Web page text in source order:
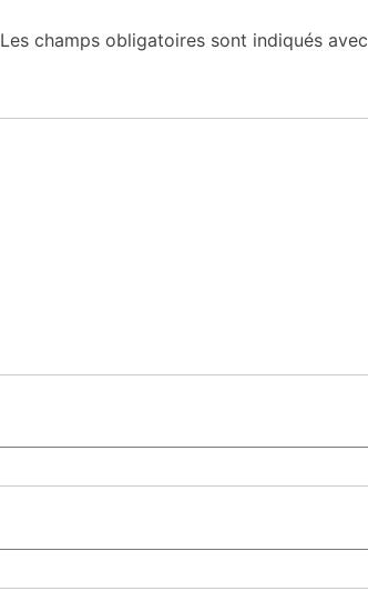
Les champs obligatoires sont indiqués avec